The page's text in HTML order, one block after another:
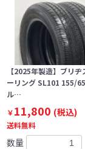
【2025年製造】ブリ
ーリング SL101 155/
ル…
￥11,800 (税込)
送料無料
数量